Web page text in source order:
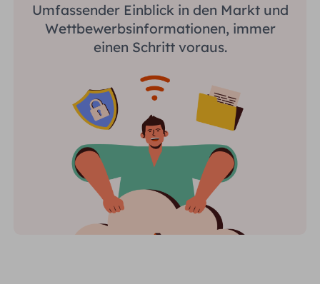
Umfassender Einblick in den Markt und
Wettbewerbsinformationen, immer
einen Schritt voraus.